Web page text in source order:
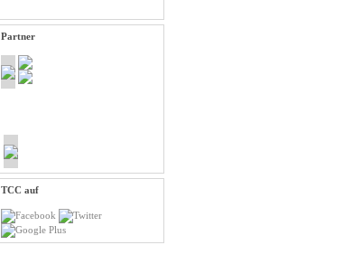
Partner
TCC auf